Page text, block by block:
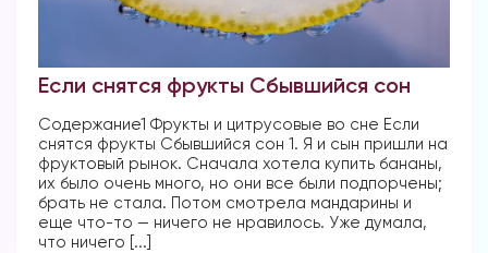
Если снятся фрукты Сбывшийся сон
Содержание1 Фрукты и цитрусовые во сне Если
снятся фрукты Сбывшийся сон 1. Я и сын пришли на
фруктовый рынок. Сначала хотела купить бананы,
их было очень много, но они все были подпорчены;
брать не стала. Потом смотрела мандарины и
еще что-то — ничего не нравилось. Уже думала,
что ничего [...]